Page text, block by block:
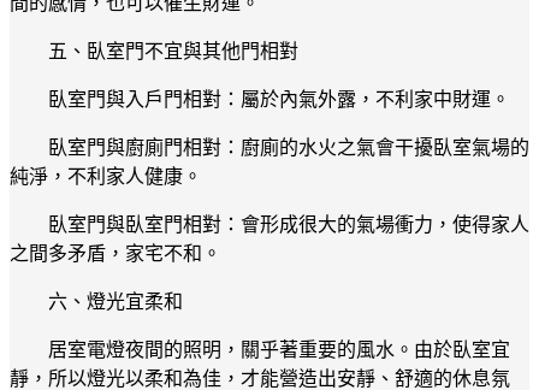
五、臥室門不宜與其他門相對
臥室門與入戶門相對：屬於內氣外露，不利家中財運。
臥室門與廚廁門相對：廚廁的水火之氣會干擾臥室氣場的
純淨，不利家人健康。
臥室門與臥室門相對：會形成很大的氣場衝力，使得家人
之間多矛盾，家宅不和。
六、燈光宜柔和
居室電燈夜間的照明，關乎著重要的風水。由於臥室宜
靜，所以燈光以柔和為佳，才能營造出安靜、舒適的休息氛